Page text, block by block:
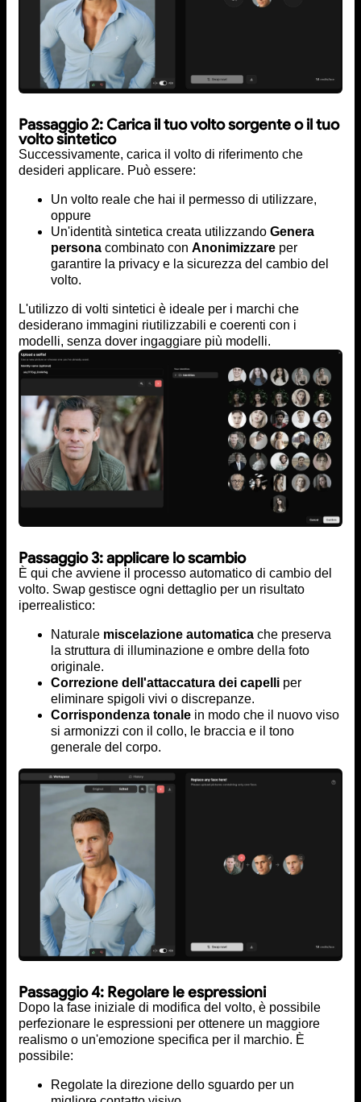
Passaggio 2: Carica il tuo volto sorgente o il tuo
volto sintetico
Successivamente, carica il volto di riferimento che
desideri applicare. Può essere:
Un volto reale che hai il permesso di utilizzare,
oppure
Un'identità sintetica creata utilizzando Genera
persona combinato con Anonimizzare per
garantire la privacy e la sicurezza del cambio del
volto.
L'utilizzo di volti sintetici è ideale per i marchi che
desiderano immagini riutilizzabili e coerenti con i
modelli, senza dover ingaggiare più modelli.
Passaggio 3: applicare lo scambio
È qui che avviene il processo automatico di cambio del
volto. Swap gestisce ogni dettaglio per un risultato
iperrealistico:
Naturale miscelazione automatica che preserva
la struttura di illuminazione e ombre della foto
originale.
Correzione dell'attaccatura dei capelli per
eliminare spigoli vivi o discrepanze.
Corrispondenza tonale in modo che il nuovo viso
si armonizzi con il collo, le braccia e il tono
generale del corpo.
Passaggio 4: Regolare le espressioni
Dopo la fase iniziale di modifica del volto, è possibile
perfezionare le espressioni per ottenere un maggiore
realismo o un'emozione specifica per il marchio. È
possibile:
Regolate la direzione dello sguardo per un